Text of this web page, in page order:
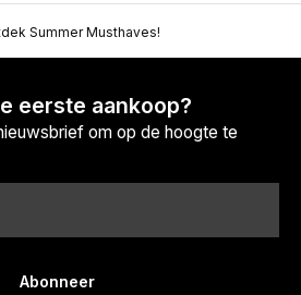
Summer Musthaves!
eerste aankoop?
om op de hoogte te
Abonneer